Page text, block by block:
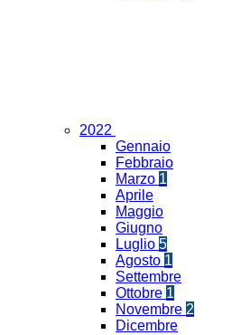
2022
Gennaio
Febbraio
Marzo 1
Aprile
Maggio
Giugno
Luglio 5
Agosto 1
Settembre
Ottobre 1
Novembre 2
Dicembre